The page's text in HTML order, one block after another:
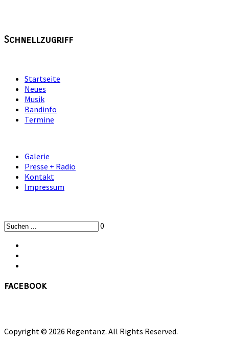
Schnellzugriff
Startseite
Neues
Musik
Bandinfo
Termine
Galerie
Presse + Radio
Kontakt
Impressum
0
facebook
Copyright © 2026 Regentanz. All Rights Reserved.